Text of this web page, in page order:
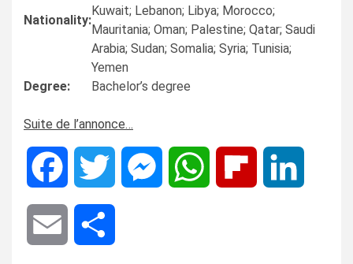
Nationality:
Kuwait; Lebanon; Libya; Morocco;
Mauritania; Oman; Palestine; Qatar; Saudi
Arabia; Sudan; Somalia; Syria; Tunisia;
Yemen
Degree:
Bachelor’s degree
Suite de l’annonce…
Facebook Twitter MessengerWhatsApp Flipboard
Email